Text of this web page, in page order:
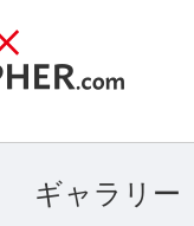
ギャラリー